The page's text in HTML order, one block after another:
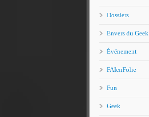
Dossiers
Envers du Geek
Événement
FAIenFolie
Fun
Geek